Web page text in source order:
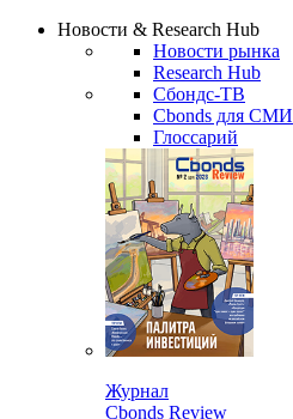
Новости & Research Hub
Новости рынка
Research Hub
Сбондс-ТВ
Cbonds для СМИ
Глоссарий
Журнал
Cbonds Review